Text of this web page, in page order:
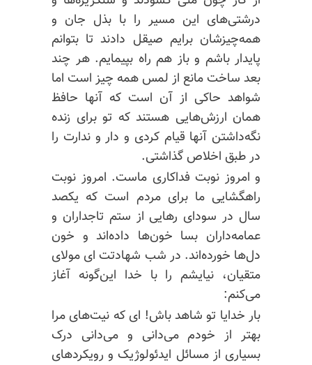
درشتی‌های این مسیر را با بذل جان و
همه‌چیزشان برایم صیقل دادند تا بتوانم
پایدار باشم و باز هم راه بپیمایم. هر چند
بعد ساخت مانع از لمس همه چیز است اما
شواهد حاکی از آن است که آنها حافظ
همان ارزش‌هایی هستند که تو برای زنده
نگه‌داشتن آنها قیام کردی و دار وندارت را
در طبق اخلاص گذاشتی.
و امروز نوبت فداکاری ماست. امروز نوبت
راهگشایی ما برای مردم است که یکصد
سال در سودای رهایی از ستم تاجداران و
عمامه‌داران بسا خون‌ها داده‌اند و خون
دل‌ها خورده‌اند. در شب شهادتت ای مولای
متقیان، نیایشم را با خدا این‌گونه آغاز
می‌کنم:
بار خدایا تو شاهد باش! ای که نیت‌های مرا
بهتر از خودم می‌دانی و می‌دانی درک
بسیاری از مسائل ایدئولوژیک و رویکردهای